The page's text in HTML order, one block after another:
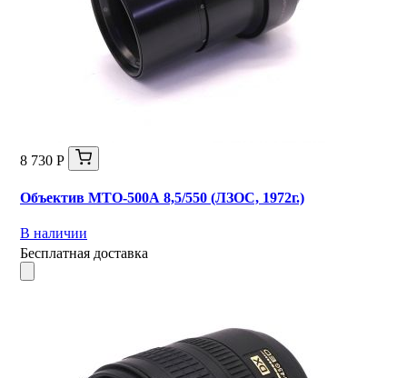
8 730 Р
Объектив МТО-500А 8,5/550 (ЛЗОС, 1972г.)
В наличии
Бесплатная доставка